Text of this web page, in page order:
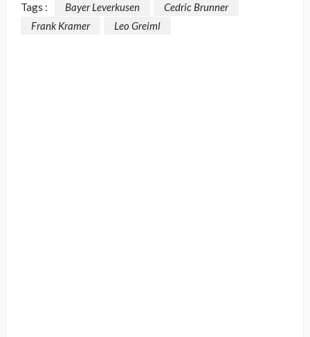
Tags : Bayer Leverkusen
Cedric Brunner
Frank Kramer
Leo Greiml